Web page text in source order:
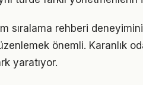
sıralama rehberi
önemli. Karanlık
yaratıyor.